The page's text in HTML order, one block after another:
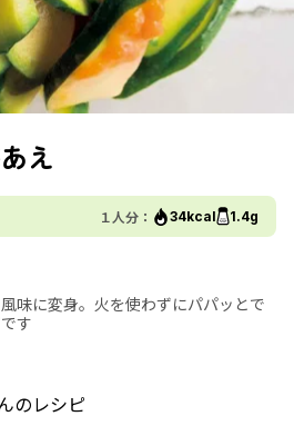
え
１人分： 34kcal 1.4g
味に変身。火を使わずにパパッとで
す
のレシピ